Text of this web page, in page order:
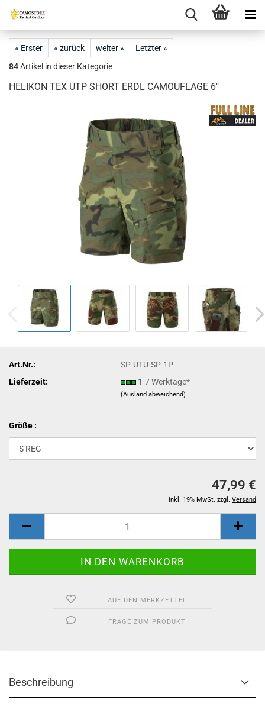
« Erster « zurück weiter »
Letzter »
84Artikel in dieser Kategorie
HELIKON TEX UTP SHORT ERDL CAMOUFLAGE 6"
Art.Nr.:
SP-UTU-SP-1P
Lieferzeit:
1-7 Werktage*
(Ausland abweichend)
Größe :
47,99 €
inkl. 19% MwSt. zzgl. Versand
AUF DEN MERKZETTEL
FRAGE ZUM PRODUKT
Beschreibung